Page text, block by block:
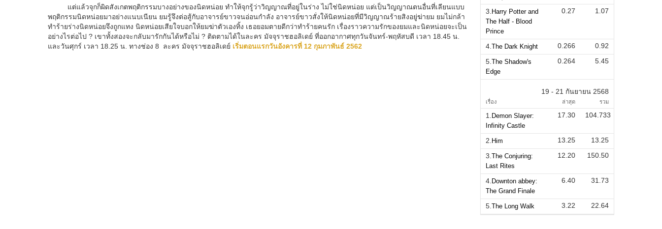
3. Harry Potter and
The Half - Blood
Prince
0.27 1.07
4. The Dark Knight 0.266
0.92
5. The Shadow's
Edge
0.264 5.45
19 - 21 กันยายน 2568
เรื่อง ล่าสุด รวม
1. Demon Slayer:
Infinity Castle
17.30 104.733
2. Him 13.25
13.25
3. The Conjuring:
Last Rites
12.20 150.50
4. Downton abbey:
The Grand Finale
6.40 31.73
5. The Long Walk 3.22 22.64